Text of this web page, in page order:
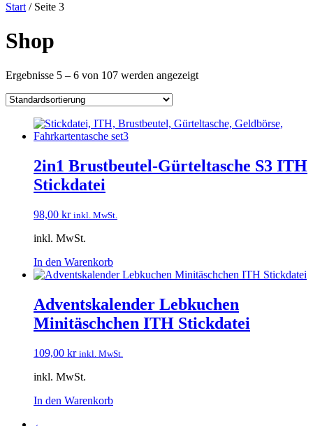
Start / Seite 3
Shop
Ergebnisse 5 – 6 von 107 werden angezeigt
2in1 Brustbeutel-Gürteltasche S3 ITH
Stickdatei
98,00 kr inkl. MwSt.
inkl. MwSt.
In den Warenkorb
Adventskalender Lebkuchen
Minitäschchen ITH Stickdatei
109,00 kr inkl. MwSt.
inkl. MwSt.
In den Warenkorb